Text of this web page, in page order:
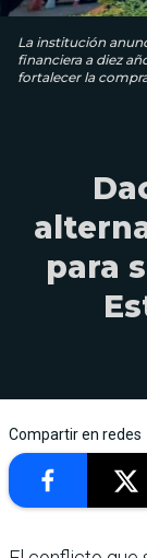
La institución
financiera a diez
fortalecer la
para
Compartir en redes